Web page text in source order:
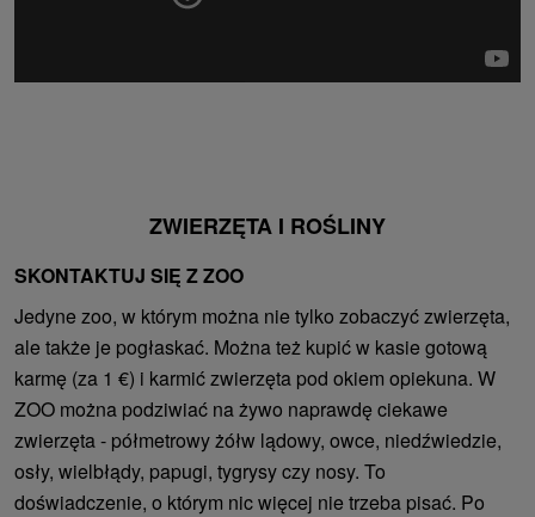
ZWIERZĘTA I ROŚLINY
SKONTAKTUJ SIĘ Z ZOO
Jedyne zoo, w którym można nie tylko zobaczyć zwierzęta,
ale także je pogłaskać. Można też kupić w kasie gotową
karmę (za 1 €) i karmić zwierzęta pod okiem opiekuna. W
ZOO można podziwiać na żywo naprawdę ciekawe
zwierzęta - półmetrowy żółw lądowy, owce, niedźwiedzie,
osły, wielbłądy, papugi, tygrysy czy nosy. To
doświadczenie, o którym nic więcej nie trzeba pisać. Po